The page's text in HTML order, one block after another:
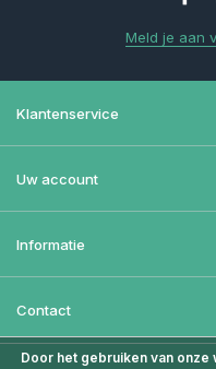
Meld je aan
Klantenservice
Uw account
Informatie
Contact
Door het gebruiken van